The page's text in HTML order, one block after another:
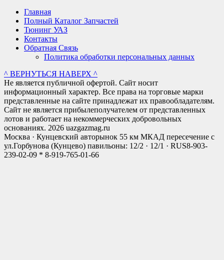
Главная
Полный Каталог Запчастей
Тюнинг УАЗ
Контакты
Обратная Связь
Политика обработки персональных данных
^ ВЕРНУТЬСЯ НАВЕРХ ^
Не является публичной офертой. Сайт носит
информационный характер. Все права на торговые марки
представленные на сайте принадлежат их правообладателям.
Сайт не является прибылеполучателем от представленных
лотов и работает на некоммерческих добровольных
основаниях. 2026 uazgazmag.ru
Москва · Кунцевский авторынок 55 км МКАД пересечение с
ул.Горбунова (Кунцево) павильоны: 12/2 · 12/1 · RUS8-903-
239-02-09 * 8-919-765-01-66